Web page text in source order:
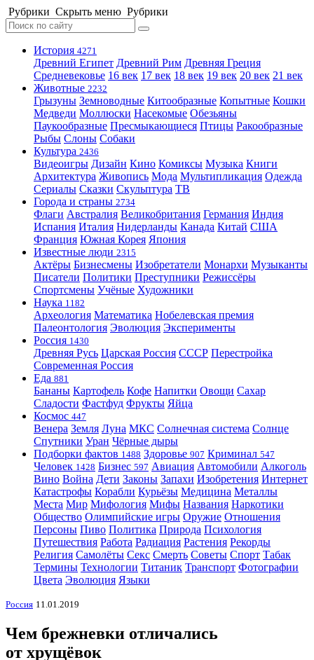
Рубрики Скрыть меню Рубрики
История 4271
Древний Египет Древний Рим Древняя Греция
Средневековье 16 век 17 век 18 век 19 век 20 век 21 век
Животные 2232
Грызуны Земноводные Китообразные Копытные Кошки
Медведи Моллюски Насекомые Обезьяны
Паукообразные Пресмыкающиеся Птицы Ракообразные
Рыбы Слоны Собаки
Культура 2436
Видеоигры Дизайн Кино Комиксы Музыка Книги
Архитектура Живопись Мода Мультипликация Одежда
Сериалы Сказки Скульптура ТВ
Города и страны 2734
Флаги Австралия Великобритания Германия Индия
Испания Италия Нидерланды Канада Китай США
Франция Южная Корея Япония
Известные люди 2315
Актёры Бизнесмены Изобретатели Монархи Музыканты
Писатели Политики Преступники Режиссёры
Спортсмены Учёные Художники
Наука 1182
Археология Математика Нобелевская премия
Палеонтология Эволюция Эксперименты
Россия 1430
Древняя Русь Царская Россия СССР Перестройка
Современная Россия
Еда 881
Бананы Картофель Кофе Напитки Овощи Сахар
Сладости Фастфуд Фрукты Яйца
Космос 447
Венера Земля Луна МКС Солнечная система Солнце
Спутники Уран Чёрные дыры
Подборки фактов 1488 Здоровье 907 Криминал 547
Человек 1428 Бизнес 597 Авиация Автомобили Алкоголь
Вино Война Дети Законы Запахи Изобретения Интернет
Катастрофы Корабли Курьёзы Медицина Металлы
Места Мир Мифология Мифы Названия Наркотики
Общество Олимпийские игры Оружие Отношения
Персоны Пиво Политика Природа Психология
Путешествия Работа Радиация Растения Рекорды
Религия Самолёты Секс Смерть Советы Спорт Табак
Термины Технологии Титаник Транспорт Фотографии
Цвета Эволюция Языки
Россия 11.01.2019
Чем брежневки отличались
от хрущёвок